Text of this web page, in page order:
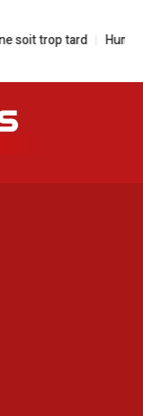
soit trop tard